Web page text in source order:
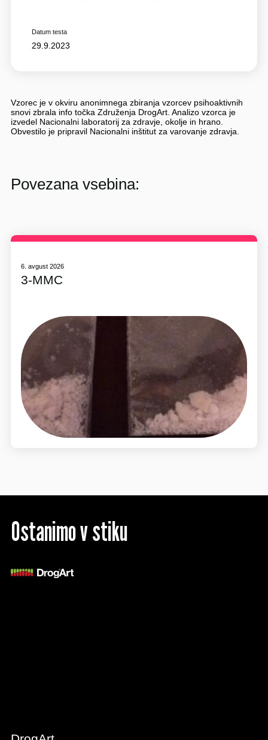
Datum testa
29.9.2023
Vzorec je v okviru anonimnega zbiranja vzorcev psihoaktivnih
snovi zbrala info točka Združenja DrogArt. Analizo vzorca je
izvedel Nacionalni laboratorij za zdravje, okolje in hrano.
Obvestilo je pripravil Nacionalni inštitut za varovanje zdravja.
Povezana vsebina:
6. avgust 2026
3-MMC
Ostanimo v stiku